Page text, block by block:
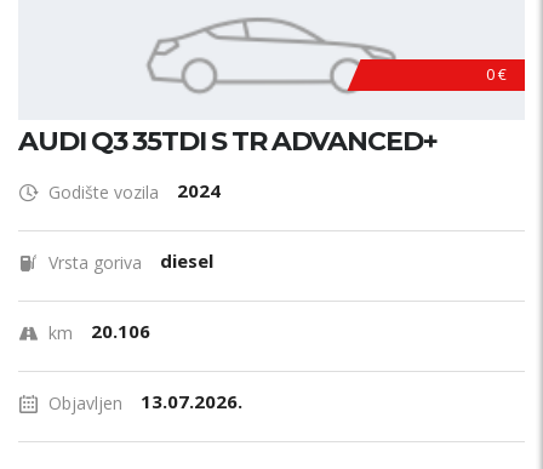
Broj brzina?
Oblik karoserije?
novo
rabljeno
0 €
AUDI Q3 35TDI S TR ADVANCED+
Godište vozila 2024
Vrsta goriva diesel
km 20.106
Objavljen 13.07.2026.